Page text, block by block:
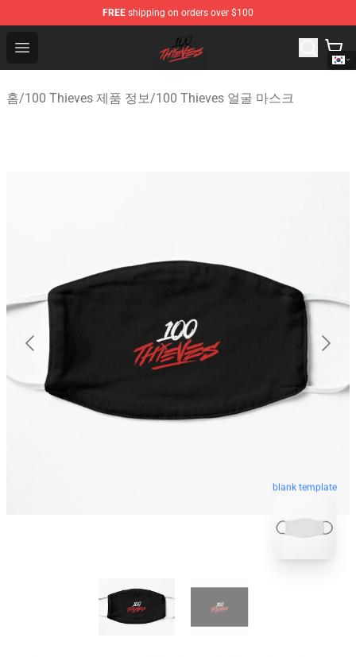
FREE shipping on orders over $100
Open menu
100 Thieves Shop - Official 100 Thieves Merchandise
홈/100 Thieves 제품 정보/100 Thieves 얼굴 마스크
blank template